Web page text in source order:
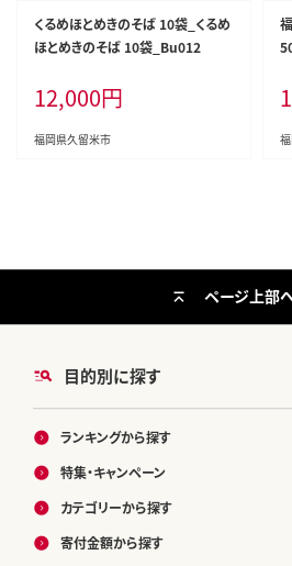
くるめほとめきのそば 10袋_くるめ
ほとめきのそば 10袋_Bu012
12,000円
福岡県久留米市
目的別に探す
ランキングから探す
特集・キャンペーン
カテゴリーから探す
寄付金額から探す
ページ上部